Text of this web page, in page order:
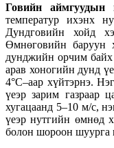
Говийн аймгуудын
температур ихэнх
Дундговийн хойд
Өмнөговийн баруун
дунджийн орчим байх
арав хоногийн дунд
4°С–аар хүйтэрнэ.
үеэр зарим газраар
хугацаанд 5–10 м/с,
үеэр нутгийн өмнөд
болон шороон шуурга